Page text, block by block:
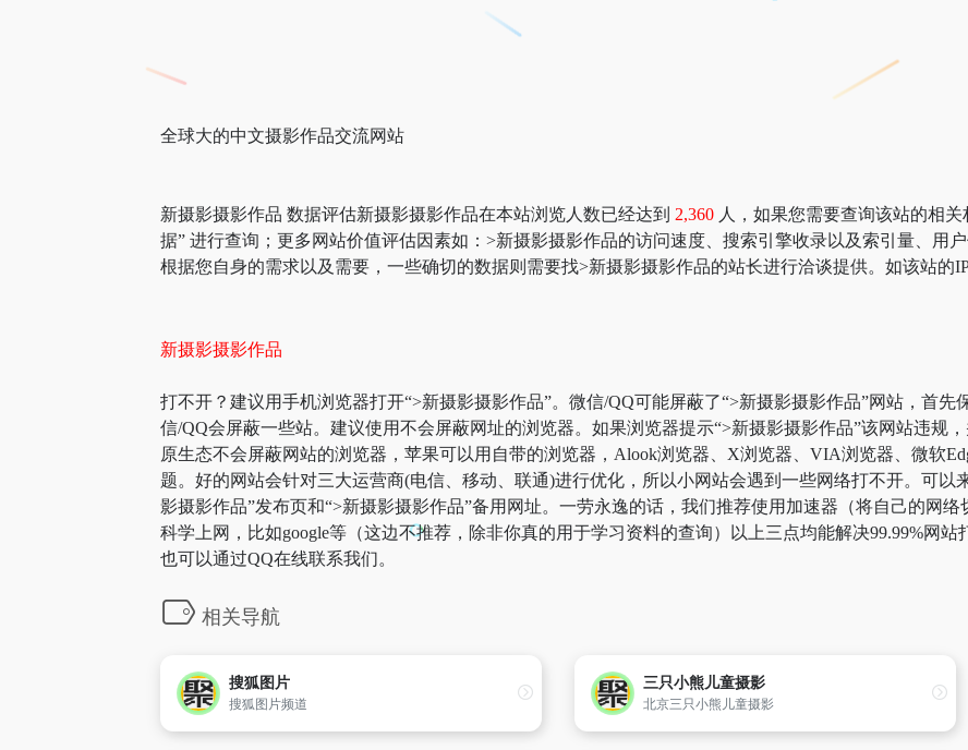
全球大的中文摄影作品交流网站
新摄影摄影作品 数据评估新摄影摄影作品在本站浏览人数已经达到 2,360 人，如果您需要查询该站的相关
据” 进行查询；更多网站价值评估因素如：>新摄影摄影作品的访问速度、搜索引擎收录以及索引量、用
根据您自身的需求以及需要，一些确切的数据则需要找>新摄影摄影作品的站长进行洽谈提供。如该站的
新摄影摄影作品
打不开？建议用手机浏览器打开“>新摄影摄影作品”。微信/QQ可能屏蔽了“>新摄影摄影作品”网站，首
信/QQ会屏蔽一些站。建议使用不会屏蔽网址的浏览器。如果浏览器提示“>新摄影摄影作品”该网站违规
原生态不会屏蔽网站的浏览器，苹果可以用自带的浏览器，Alook浏览器、X浏览器、VIA浏览器、微软
题。好的网站会针对三大运营商(电信、移动、联通)进行优化，所以小网站会遇到一些网络打不开。可以
影摄影作品”发布页和“>新摄影摄影作品”备用网址。一劳永逸的话，我们推荐使用加速器（将自己的网
科学上网，比如google等（这边不推荐，除非你真的用于学习资料的查询）以上三点均能解决99.99%网
也可以通过QQ在线联系我们。
相关导航
搜狐图片
搜狐图片频道
三只小熊儿童摄影
北京三只小熊儿童摄影